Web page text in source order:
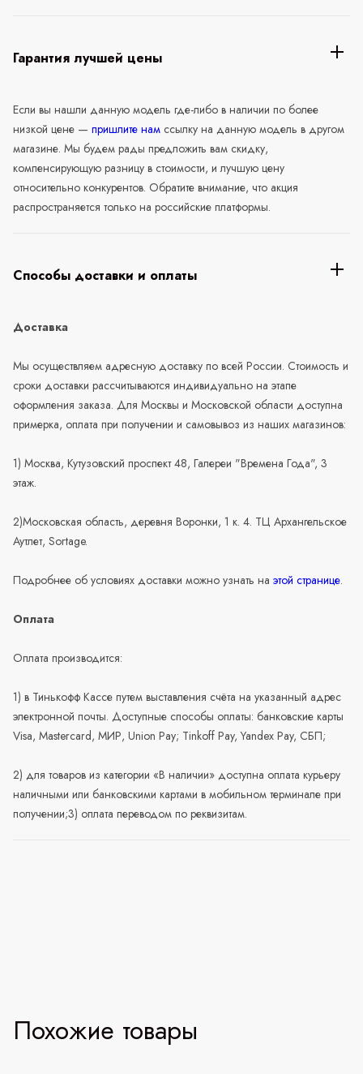
Гарантия лучшей цены
Если вы нашли данную модель где-либо в наличии по более
низкой цене — пришлите нам ссылку на данную модель в другом
магазине. Мы будем рады предложить вам скидку,
компенсирующую разницу в стоимости, и лучшую цену
относительно конкурентов. Обратите внимание, что акция
распространяется только на российские платформы.
Способы доставки и оплаты
Доставка
Мы осуществляем адресную доставку по всей России. Стоимость и
сроки доставки рассчитываются индивидуально на этапе
оформления заказа. Для Москвы и Московской области доступна
примерка, оплата при получении и самовывоз из наших магазинов:
1) Москва, Кутузовский проспект 48, Галереи "Времена Года", 3
этаж.
2)Московская область, деревня Воронки, 1 к. 4. ТЦ Архангельское
Аутлет, Sortage.
Подробнее об условиях доставки можно узнать на этой странице.
Оплата
Оплата производится:
1) в Тинькофф Кассе путем выставления счёта на указанный адрес
электронной почты. Доступные способы оплаты: банковские карты
Visa, Mastercard, МИР, Union Pay; Tinkoff Pay, Yandex Pay, СБП;
2) для товаров из категории «В наличии» доступна оплата курьеру
наличными или банковскими картами в мобильном терминале при
получении;3) оплата переводом по реквизитам.
Похожие товары